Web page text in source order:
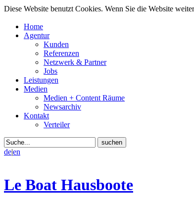
Diese Website benutzt Cookies. Wenn Sie die Website
Home
Agentur
Kunden
Referenzen
Netzwerk & Partner
Jobs
Leistungen
Medien
Medien + Content Räume
Newsarchiv
Kontakt
Verteiler
de|en
Le Boat Hausboote